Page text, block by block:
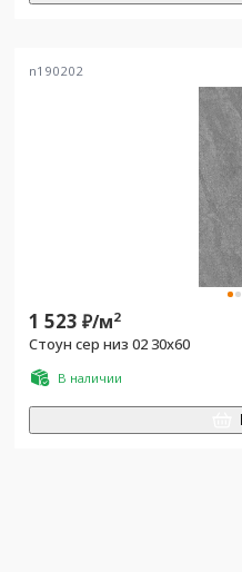
n190202
1 523 ₽/м2
Стоун сер низ 02 30x60
В наличии